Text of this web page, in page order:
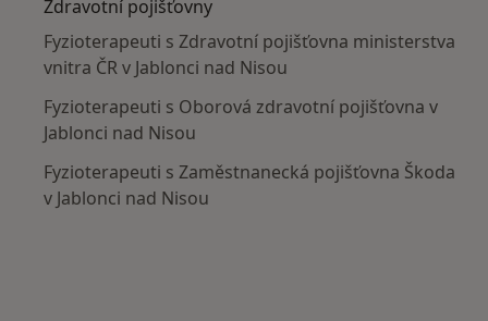
Zdravotní pojišťovny
Fyzioterapeuti s Zdravotní pojišťovna ministerstva
vnitra ČR v Jablonci nad Nisou
Fyzioterapeuti s Oborová zdravotní pojišťovna v
Jablonci nad Nisou
Fyzioterapeuti s Zaměstnanecká pojišťovna Škoda
v Jablonci nad Nisou